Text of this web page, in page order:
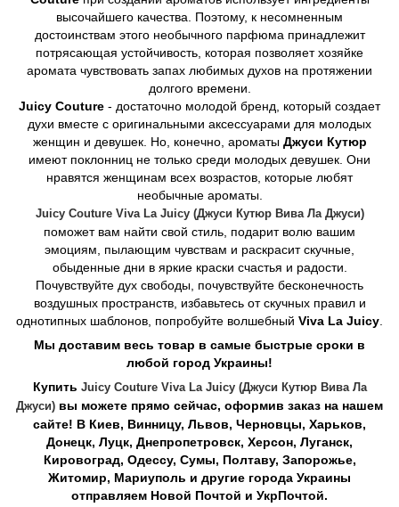
высочайшего качества. Поэтому, к несомненным
достоинствам этого необычного парфюма принадлежит
потрясающая устойчивость, которая позволяет хозяйке
аромата чувствовать запах любимых духов на протяжении
долгого времени.
Juicy Couture - достаточно молодой бренд, который создает
духи вместе с оригинальными аксессуарами для молодых
женщин и девушек. Но, конечно, ароматы Джуси Кутюр
имеют поклонниц не только среди молодых девушек. Они
нравятся женщинам всех возрастов, которые любят
необычные ароматы.
Juicy Couture Viva La Juicy (Джуси Кутюр Вива Ла Джуси)
поможет вам найти свой стиль, подарит волю вашим
эмоциям, пылающим чувствам и раскрасит скучные,
обыденные дни в яркие краски счастья и радости.
Почувствуйте дух свободы, почувствуйте бесконечность
воздушных пространств, избавьтесь от скучных правил и
однотипных шаблонов, попробуйте волшебный Vivа Lа Juicу
Мы доставим весь товар в самые быстрые сроки в
любой город Украины!
Купить Juicy Couture Viva La Juicy (Джуси Кутюр Вива Ла
Джуси) вы можете прямо сейчас, оформив заказ на нашем
сайте! В Киев, Винницу, Львов, Черновцы, Харьков,
Донецк, Луцк, Днепропетровск, Херсон, Луганск,
Кировоград, Одессу, Сумы, Полтаву, Запорожье,
Житомир, Мариуполь и другие города Украины
отправляем Новой Почтой и УкрПочтой.